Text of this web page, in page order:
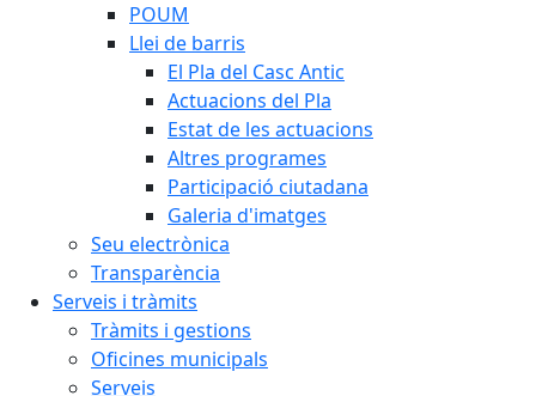
POUM
Llei de barris
El Pla del Casc Antic
Actuacions del Pla
Estat de les actuacions
Altres programes
Participació ciutadana
Galeria d'imatges
Seu electrònica
Transparència
Serveis i tràmits
Tràmits i gestions
Oficines municipals
Serveis